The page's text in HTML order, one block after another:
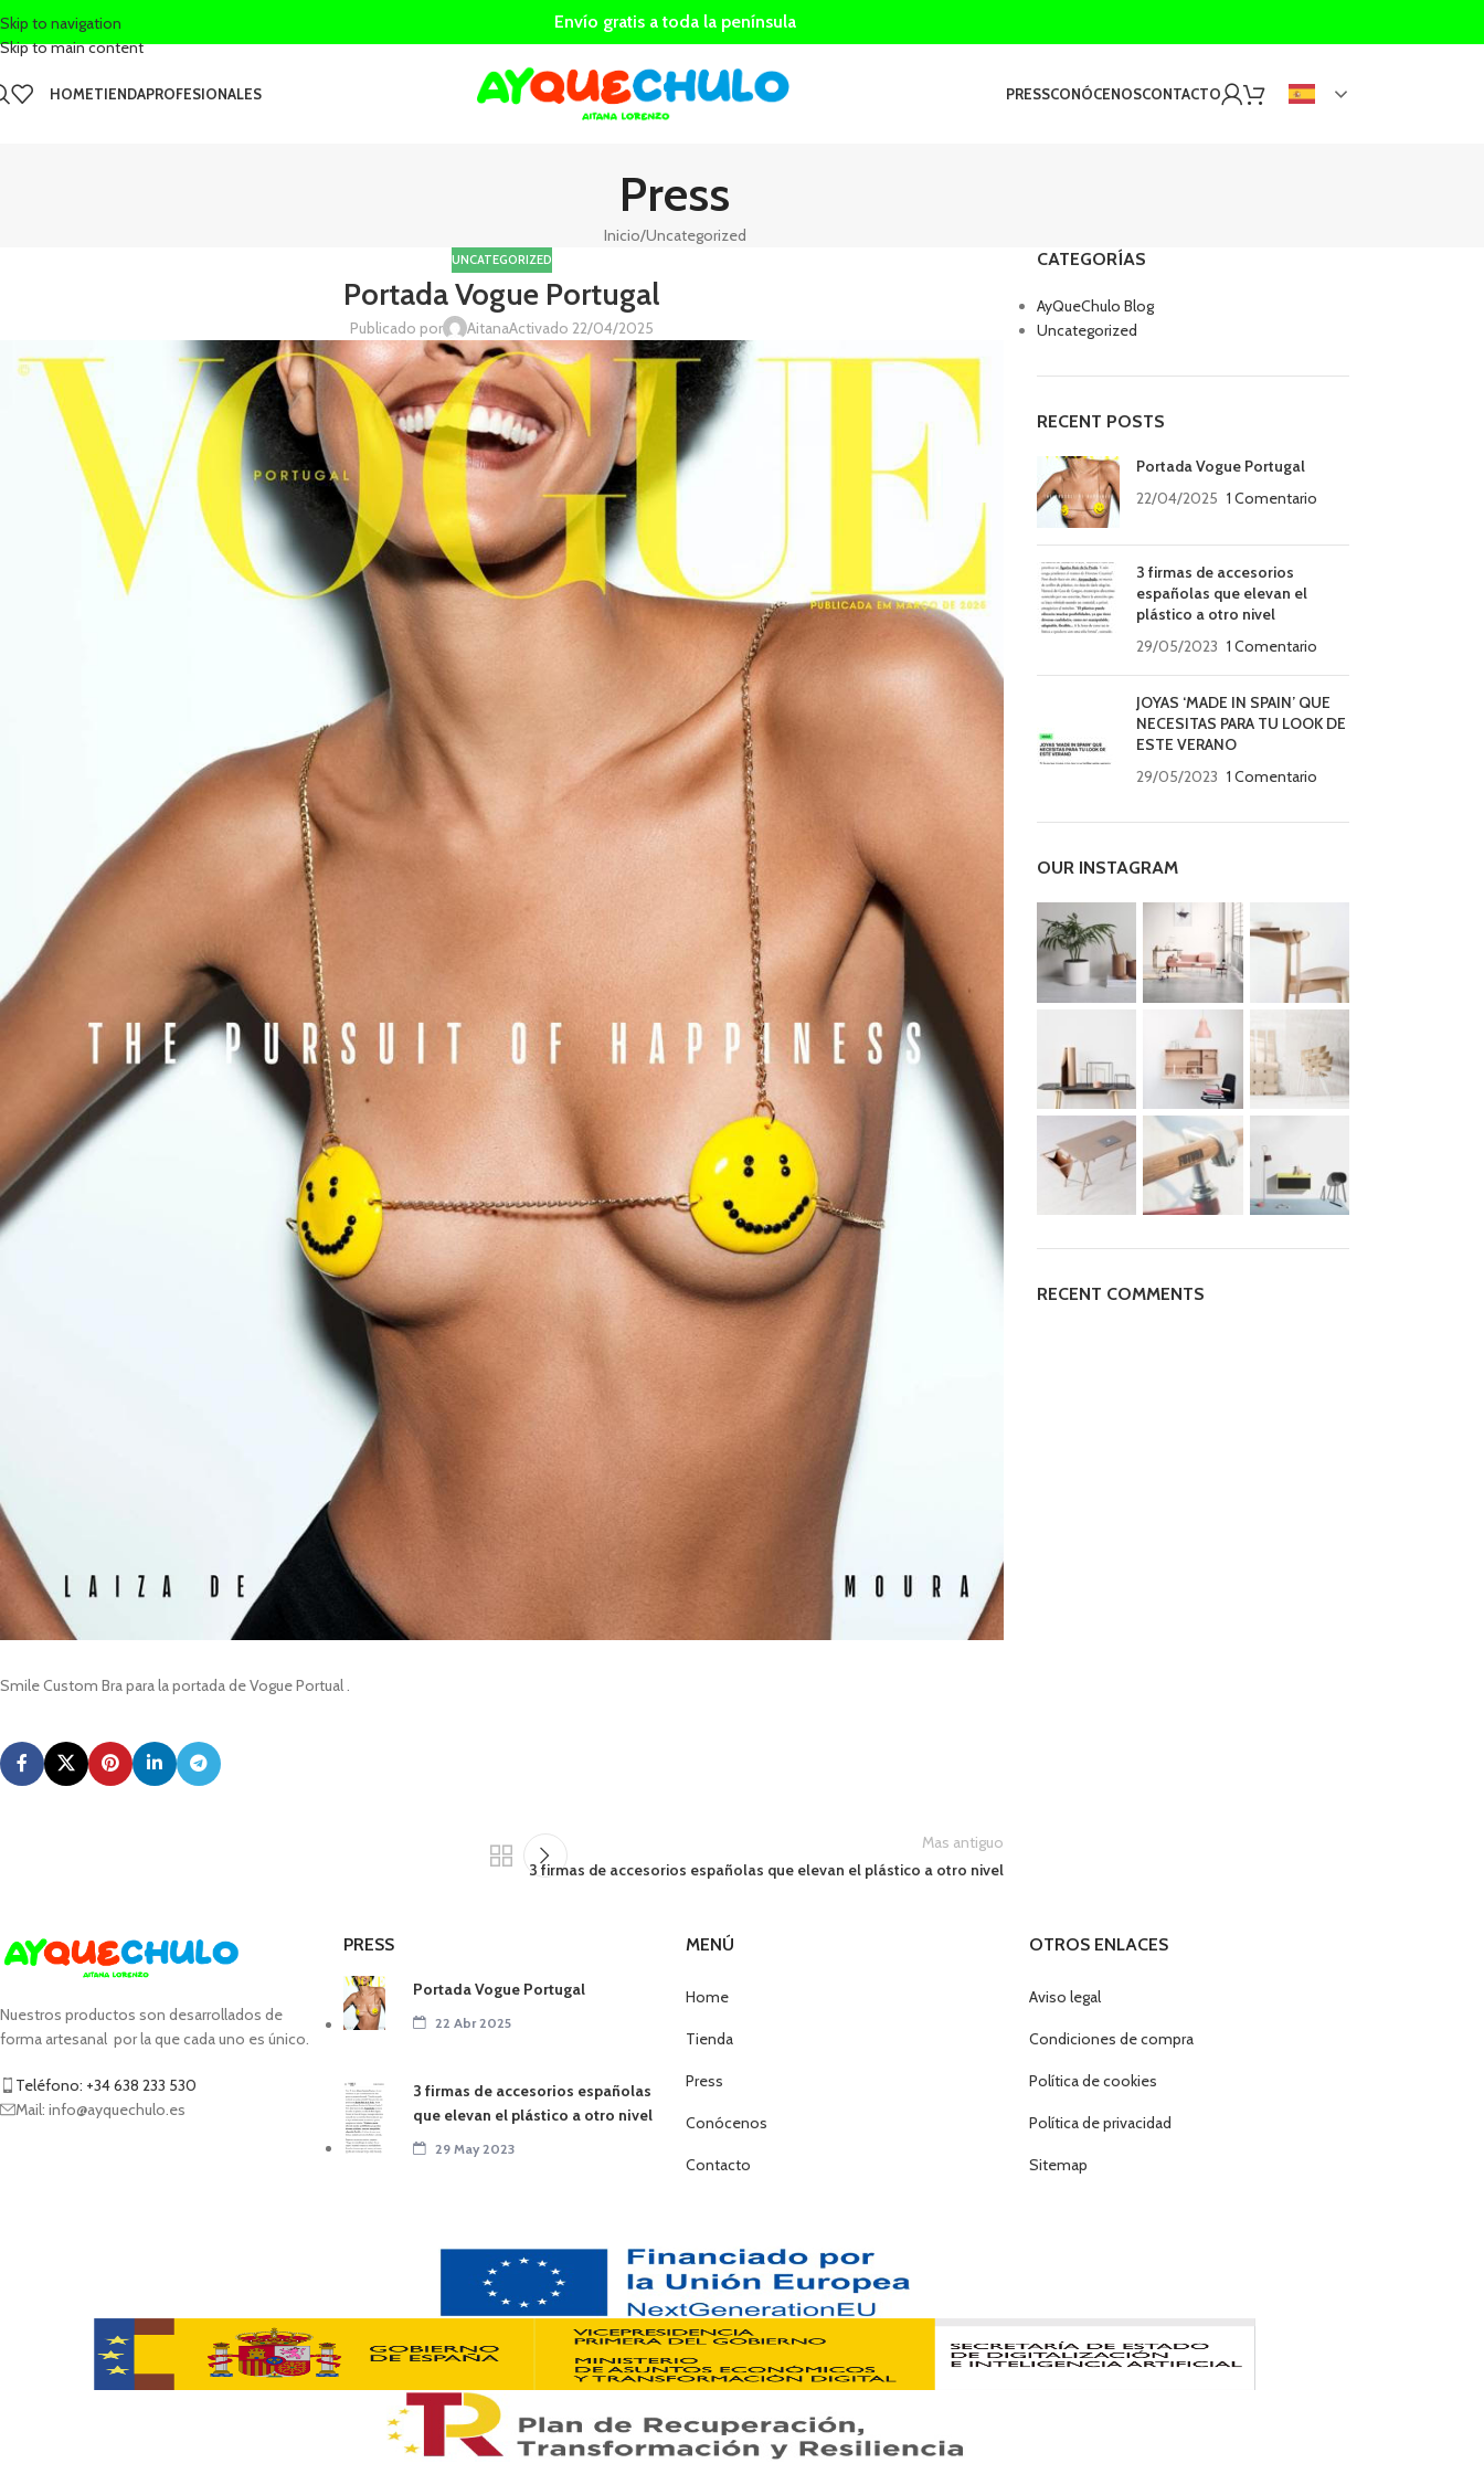
Skip to navigation
Skip to main content
Envío gratis a toda la península
HOMETIENDAPROFESIONALES PRESSCONÓCENOSCONTACTO
Press
Inicio Uncategorized
UNCATEGORIZED
Portada Vogue Portugal
Publicado por AitanaActivado 22/04/2025
Smile Custom Bra para la portada de Vogue Portual .
Mas antiguo
3 firmas de accesorios españolas que elevan el plástico a otro nivel
CATEGORÍAS
AyQueChulo Blog
Uncategorized
RECENT POSTS
Portada Vogue Portugal
22/04/2025 1 Comentario
3 firmas de accesorios
españolas que elevan el
plástico a otro nivel
29/05/2023 1 Comentario
JOYAS ‘MADE IN SPAIN’ QUE
NECESITAS PARA TU LOOK DE
ESTE VERANO
29/05/2023 1 Comentario
OUR INSTAGRAM
RECENT COMMENTS
Nuestros productos son desarrollados de
forma artesanal por la que cada uno es único.
Teléfono: +34 638 233 530
Mail: info@ayquechulo.es
PRESS
Portada Vogue Portugal
22 Abr 2025
3 firmas de accesorios españolas
que elevan el plástico a otro nivel
29 May 2023
MENÚ
Home
Tienda
Press
Conócenos
Contacto
OTROS ENLACES
Aviso legal
Condiciones de compra
Política de cookies
Política de privacidad
Sitemap